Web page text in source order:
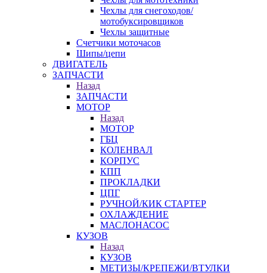
Чехлы для снегоходов/
мотобуксировщиков
Чехлы защитные
Счетчики моточасов
Шипы/цепи
ДВИГАТЕЛЬ
ЗАПЧАСТИ
Назад
ЗАПЧАСТИ
МОТОР
Назад
МОТОР
ГБЦ
КОЛЕНВАЛ
КОРПУС
КПП
ПРОКЛАДКИ
ЦПГ
РУЧНОЙ/КИК СТАРТЕР
ОХЛАЖДЕНИЕ
МАСЛОНАСОС
КУЗОВ
Назад
КУЗОВ
МЕТИЗЫ/КРЕПЕЖИ/ВТУЛКИ